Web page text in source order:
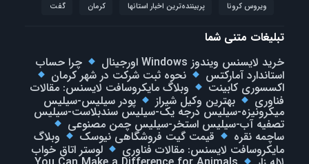
ویروس کرونا
پربیننده‌ترین اخبار استانها کرمان گفت
تبلیغات متنی شما
خرید لایسنس ویندوز Windows اورجینال
چرا حساب
استاندارد آمارکتس نحوه ثبت شرکت در شهر کرمان
اکسسوری کابینت وبلاگ مایکروسافت لایسنس: مقالات
فناوری بهترین وکیل شیراز پودر سیلیس-سیلیس
میکرونیزه-سیلیس درجه یک-سیلیس سندبلاست-سیلیس
تصفیه آب-سیلیس استخر-سیلیس چمن مصنوعی
ساچمه نقره قیمت گیت فروشگاهی نیوسک وبلاگ
مایکروسافت لایسنس: مقالات فناوری لوستر اتاق خواب